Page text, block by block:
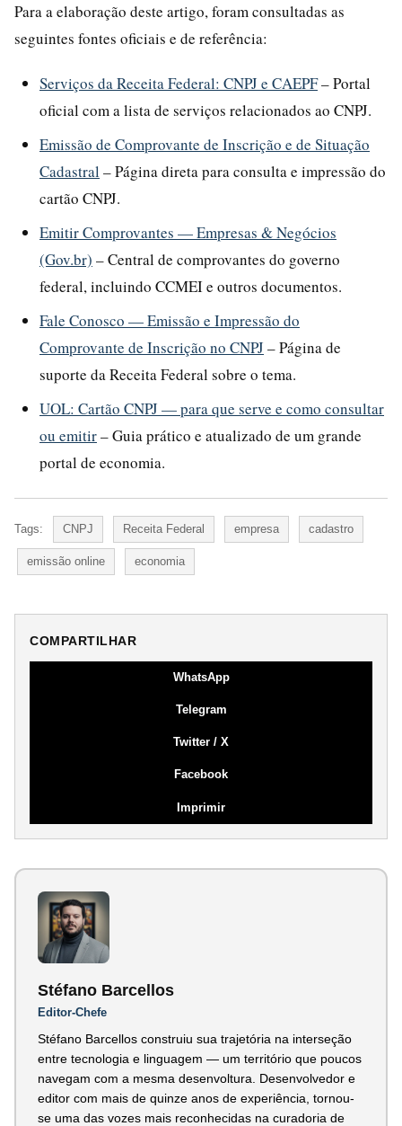
Para a elaboração deste artigo, foram consultadas as
seguintes fontes oficiais e de referência:
Serviços da Receita Federal: CNPJ e CAEPF– Portal
oficial com a lista de serviços relacionados ao CNPJ.
Emissão de Comprovante de Inscrição e de Situação
Cadastral – Página direta para consulta e impressão do
cartão CNPJ.
Emitir Comprovantes — Empresas & Negócios
(Gov.br) – Central de comprovantes do governo
federal, incluindo CCMEI e outros documentos.
Fale Conosco — Emissão e Impressão do
Comprovante de Inscrição no CNPJ – Página de
suporte da Receita Federal sobre o tema.
UOL: Cartão CNPJ — para que serve e como consultar
ou emitir– Guia prático e atualizado de um grande
portal de economia.
Tags: CNPJ Receita Federal empresa cadastro
emissão online economia
COMPARTILHAR
WhatsApp
Telegram
Twitter / X
Facebook
Imprimir
Stéfano Barcellos
Editor-Chefe
Stéfano Barcellos construiu sua trajetória na interseção
entre tecnologia e linguagem — um território que poucos
navegam com a mesma desenvoltura. Desenvolvedor e
editor com mais de quinze anos de experiência, tornou-
se uma das vozes mais reconhecidas na curadoria de